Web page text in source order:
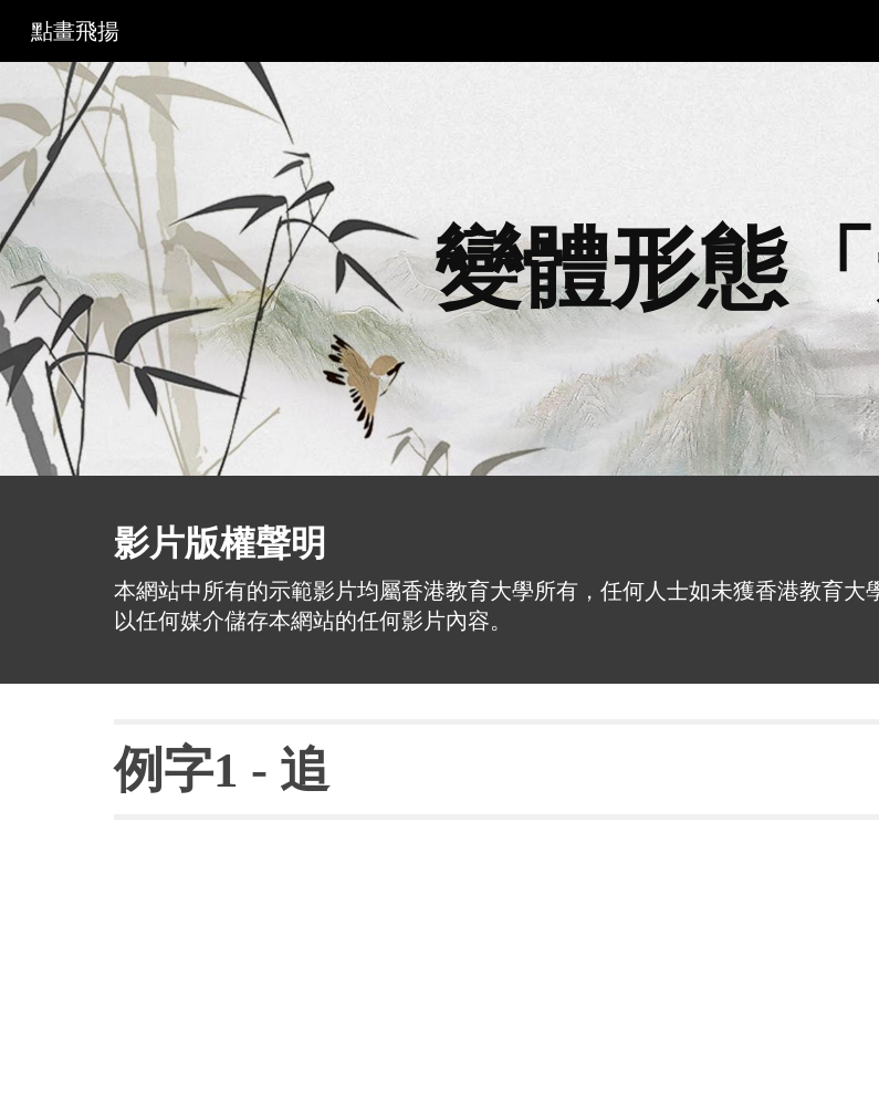
點畫飛揚
變體形態「
影片版權聲明
本網站中所有的示範影片均屬香港教育大學所有，任何人士如未獲香港教育大
以任何媒介儲存本網站的任何影片內容。
例字1 - 追